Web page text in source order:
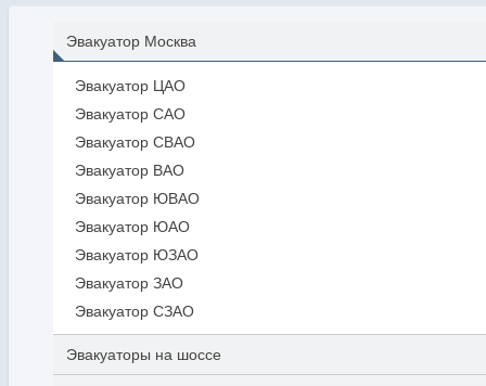
Эвакуатор Москва
Эвакуатор ЦАО
Эвакуатор САО
Эвакуатор СВАО
Эвакуатор ВАО
Эвакуатор ЮВАО
Эвакуатор ЮАО
Эвакуатор ЮЗАО
Эвакуатор ЗАО
Эвакуатор СЗАО
Эвакуаторы на шоссе